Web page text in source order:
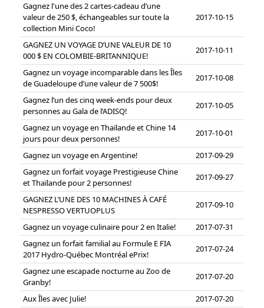
Gagnez l'une des 2 cartes-cadeau d’une
valeur de 250 $, échangeables sur toute la
collection Mini Coco!
2017-10-15
GAGNEZ UN VOYAGE D’UNE VALEUR DE 10
000 $ EN COLOMBIE-BRITANNIQUE!
2017-10-11
Gagnez un voyage incomparable dans les Îles
de Guadeloupe d’une valeur de 7 500$!
2017-10-08
Gagnez l’un des cinq week-ends pour deux
personnes au Gala de l’ADISQ!
2017-10-05
Gagnez un voyage en Thaïlande et Chine 14
jours pour deux personnes!
2017-10-01
Gagnez un voyage en Argentine!
2017-09-29
Gagnez un forfait voyage Prestigieuse Chine
et Thaïlande pour 2 personnes!
2017-09-27
GAGNEZ L’UNE DES 10 MACHINES À CAFÉ
NESPRESSO VERTUOPLUS
2017-09-10
Gagnez un voyage culinaire pour 2 en Italie!
2017-07-31
Gagnez un forfait familial au Formule E FIA
2017 Hydro-Québec Montréal ePrix!
2017-07-24
Gagnez une escapade nocturne au Zoo de
Granby!
2017-07-20
Aux Îles avec Julie!
2017-07-20